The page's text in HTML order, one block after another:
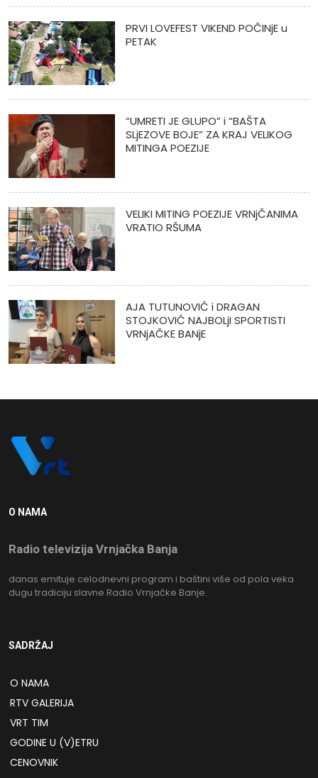
PRVI LOVEFEST VIKEND POČINjE u
PETAK
“UMRETI JE GLUPO” i “BAŠTA
SLjEZOVE BOJE” ZA KRAJ VELIKOG
MITINGA POEZIJE
VELIKI MITING POEZIJE VRNjČANIMA
VRATIO RŠUMA
AJA TUTUNOVIĆ i DRAGAN
STOJKOVIĆ NAJBOLjI SPORTISTI
VRNjAČKE BANjE
O NAMA
Radio televizija Vrnjačka Banja
danas emituje celodnevni program i baštini više od pola veka
dugu tradiciju slavne Radio Vrnjačke Banje.
SADRŽAJ
O NAMA
RTV GALERIJA
VRT TIM
GODINE U (V)ETRU
CENOVNIK